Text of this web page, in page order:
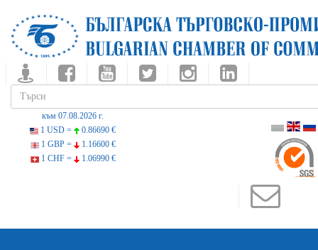
към 07.08.2026 г.
1 USD =
0.86690 €
1 GBP =
1.16600 €
1 CHF =
1.06990 €